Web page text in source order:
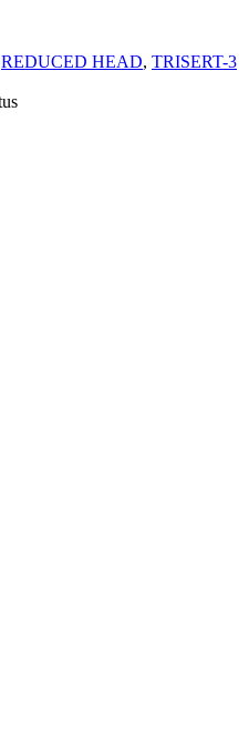
REDUCED HEAD, TRISERT-3